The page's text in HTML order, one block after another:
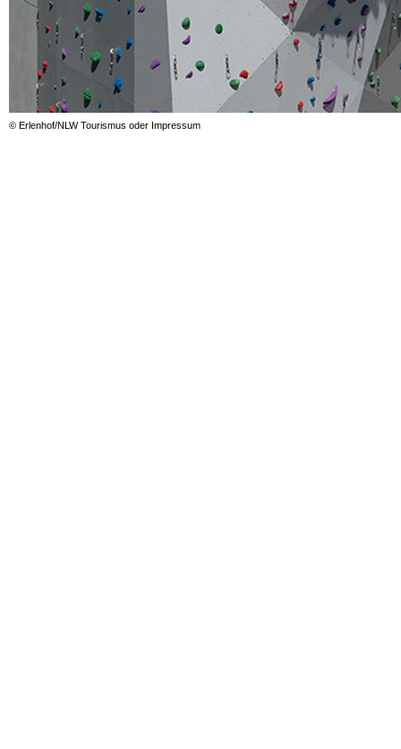
© Erlenhof/NLW Tourismus oder Impressum